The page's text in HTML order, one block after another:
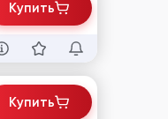
Купить
Купить